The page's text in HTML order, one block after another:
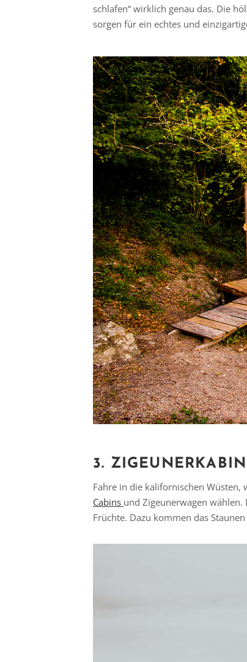
schlafen“ wirklich genau das. Die
sorgen für ein echtes und
3.
Fahre in die kalifornischen Wüsten,
Cabins und Zigeunerwagen
Früchte. Dazu kommen das